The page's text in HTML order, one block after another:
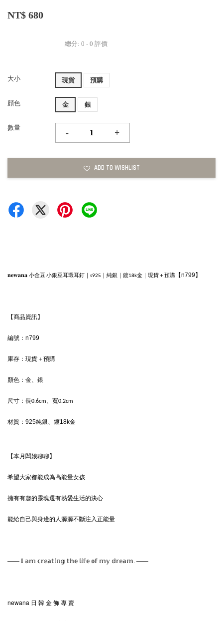
NT$ 680
總分: 0 - 0 評價
大小 現貨 預購
顔色 金 銀
數量
- +
ADD TO WISHLIST
𝐧𝐞𝐰𝐚𝐧𝐚 小金豆 小銀豆耳環耳釘｜s925｜純銀｜鍍18k金｜現貨＋預購 【n799】
【商品資訊】
編號：n799
庫存：現貨＋預購
顏色： 金、銀
尺寸： 長0.6cm、寬0.2cm
材質： 925純銀、鍍18k金
【本月闆娘聊聊】
希望大家都能成為高能量女孩
擁有有趣的靈魂還有熱愛生活的決心
能給自己與身邊的人源源不斷注入正能量
—— 𝕀 𝕒𝕞 𝕔𝕣𝕖𝕒𝕥𝕚𝕟𝕘 𝕥𝕙𝕖 𝕝𝕚𝕗𝕖 𝕠𝕗 𝕞𝕪 𝕕𝕣𝕖𝕒𝕞. ——
newana 日 韓 金 飾 專 賣